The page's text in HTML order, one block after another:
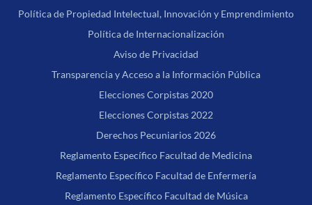
Política de Propiedad Intelectual, Innovación y Emprendimiento
Política de Internacionalización
Aviso de Privacidad
Transparencia y Acceso a la Información Pública
Elecciones Corpistas 2020
Elecciones Corpistas 2022
Derechos Pecuniarios 2026
Reglamento Específico Facultad de Medicina
Reglamento Específico Facultad de Enfermería
Reglamento Específico Facultad de Música